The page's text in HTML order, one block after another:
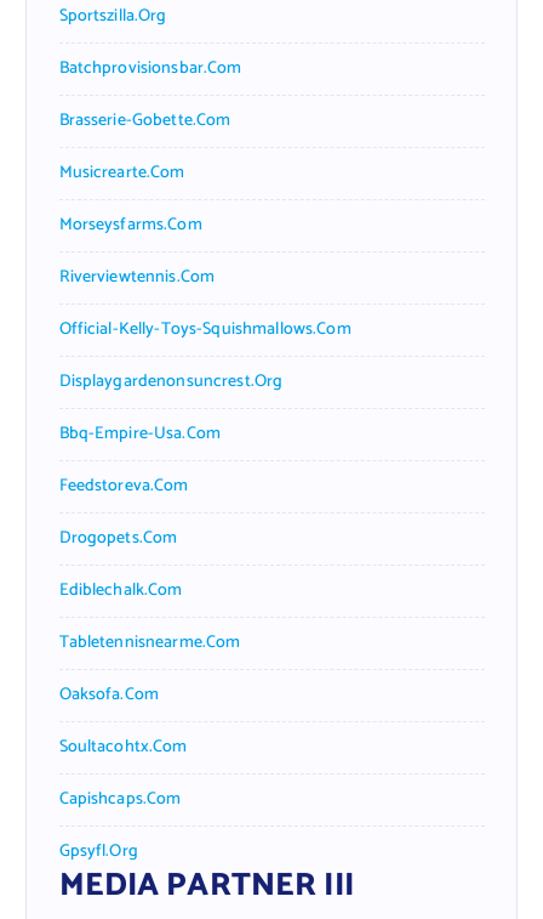
Sportszilla.org
Batchprovisionsbar.com
Brasserie-Gobette.com
Musicrearte.com
Morseysfarms.com
Riverviewtennis.com
Official-Kelly-Toys-Squishmallows.com
Displaygardenonsuncrest.org
Bbq-Empire-Usa.com
Feedstoreva.com
Drogopets.com
Ediblechalk.com
Tabletennisnearme.com
Oaksofa.com
Soultacohtx.com
Capishcaps.com
Gpsyfl.org
MEDIA PARTNER III